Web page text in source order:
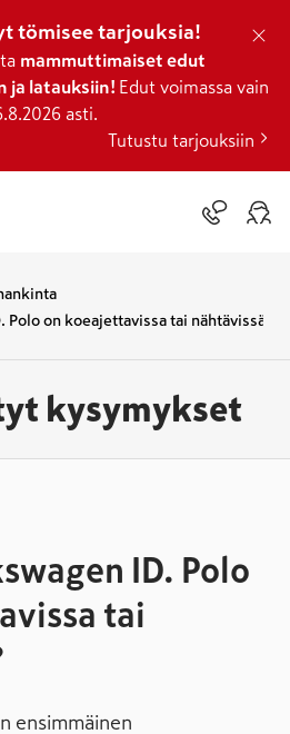
tömisee tarjouksia!
mammuttimaiset edut
ja latauksiin! Edut voimassa vain
asti.
Tutustu tarjouksiin
on koeajettavissa tai nähtävissä?
kysymykset
ID. Polo
tai
ensimmäinen